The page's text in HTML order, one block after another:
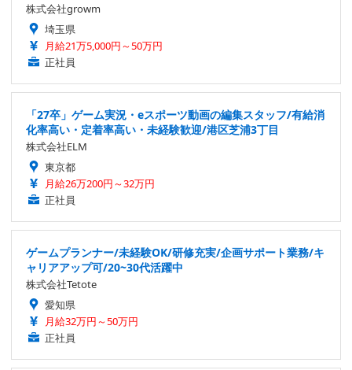
株式会社growm
埼玉県
月給21万5,000円～50万円
正社員
「27卒」ゲーム実況・eスポーツ動画の編集スタッフ/有給消
化率高い・定着率高い・未経験歓迎/港区芝浦3丁目
株式会社ELM
東京都
月給26万200円～32万円
正社員
ゲームプランナー/未経験OK/研修充実/企画サポート業務/キ
ャリアアップ可/20~30代活躍中
株式会社Tetote
愛知県
月給32万円～50万円
正社員